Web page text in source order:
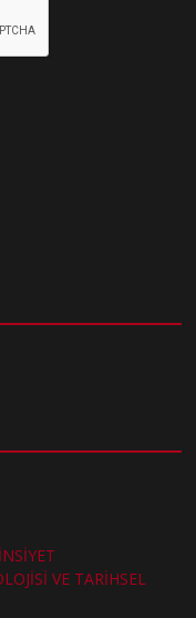
VE TARİHSEL